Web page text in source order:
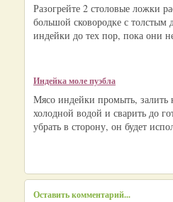
Разогрейте 2 столовые ложки
большой сковородке с толстым
индейки до тех пор, пока они
Индейка моле пуэбла
Мясо индейки промыть, залить
холодной водой и сварить до
убрать в сторону, он будет
Оставить комментарий...